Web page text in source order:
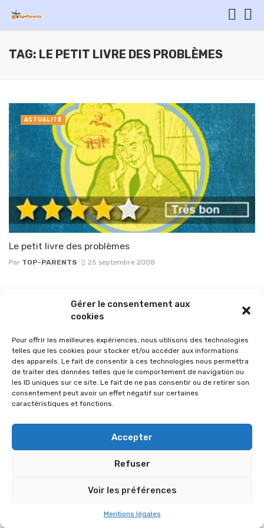
Gérer le consentement aux
cookies
Pour offrir les meilleures expériences, nous utilisons des technologies
telles que les cookies pour stocker et/ou accéder aux informations
des appareils. Le fait de consentir à ces technologies nous permettra
de traiter des données telles que le comportement de navigation ou
les ID uniques sur ce site. Le fait de ne pas consentir ou de retirer son
consentement peut avoir un effet négatif sur certaines
caractéristiques et fonctions.
Accepter
Refuser
Voir les préférences
Mentions légales
TAG: LE PETIT LIVRE DES PROBLÈMES
Le petit livre des problèmes
Par TOP-PARENTS 25 septembre 2008
ACTUALITÉ
© 2026 Im-presse. Tous droits réservés.